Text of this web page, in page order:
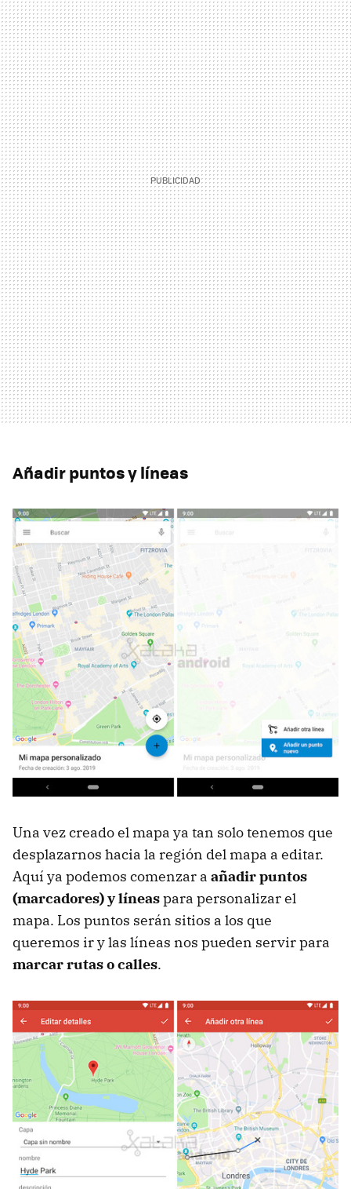
Añadir puntos y líneas
Una vez creado el mapa ya tan solo tenemos que
desplazarnos hacia la región del mapa a editar.
Aquí ya podemos comenzar a añadir puntos
(marcadores) y líneaspara personalizar el
mapa. Los puntos serán sitios a los que
queremos ir y las líneas nos pueden servir para
marcar rutas o calles.